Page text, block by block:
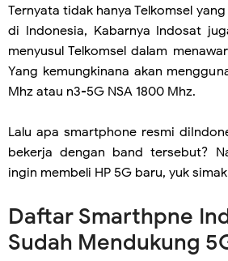
Ternyata tidak hanya Telkomsel
di Indonesia, Kabarnya Indosat
menyusul Telkomsel dalam
Yang kemungkinana akan
Mhz atau n3-5G NSA 1800 Mhz.
Lalu apa smartphone resmi
bekerja dengan band tersebut?
ingin membeli HP 5G baru, yuk
Daftar Smarthpne
Sudah Mendukung